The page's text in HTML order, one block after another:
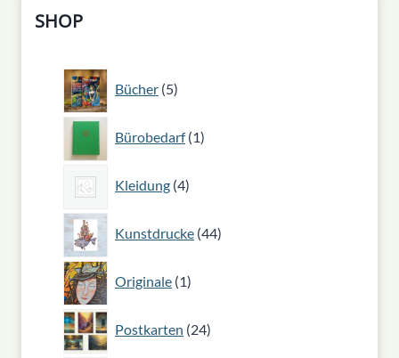
SHOP
Bücher 5
5
Produkte
Bürobedarf 1
1
Produkt
Kleidung 4
4
Produkte
Kunstdrucke 44
44
Produkte
Originale 1
1
Produkt
Postkarten 24
24
Produkte